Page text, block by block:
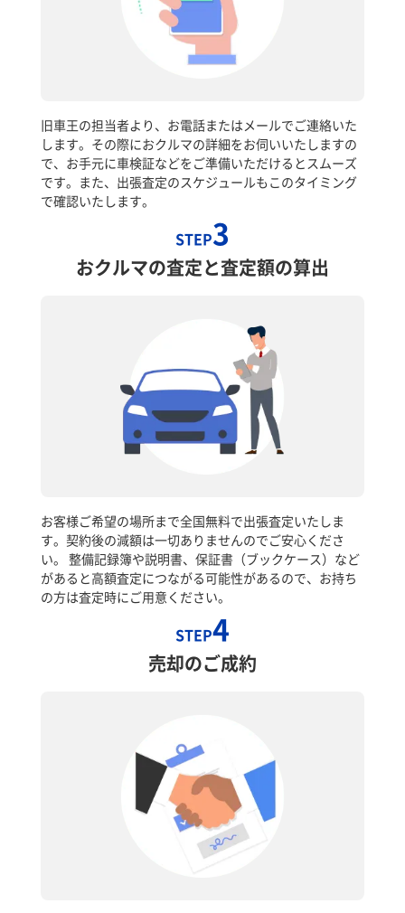
旧車王の担当者より、お電話またはメールでご連絡いた
します。その際におクルマの詳細をお伺いいたしますの
で、お手元に車検証などをご準備いただけるとスムーズ
です。また、出張査定のスケジュールもこのタイミング
で確認いたします。
STEP3
おクルマの査定と査定額の算出
お客様ご希望の場所まで全国無料で出張査定いたしま
す。契約後の減額は一切ありませんのでご安心くださ
い。 整備記録簿や説明書、保証書（ブックケース）など
があると高額査定につながる可能性があるので、お持ち
の方は査定時にご用意ください。
STEP4
売却のご成約